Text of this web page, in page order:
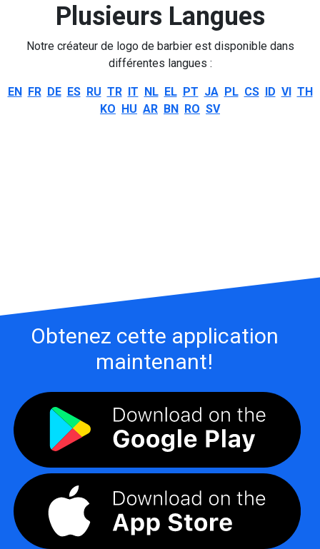
Plusieurs Langues
Notre créateur de logo de barbier est disponible dans
différentes langues :
EN FR DE ES RU TR IT NL EL PT JA PL CS ID VI TH
KO HU AR BN RO SV
Obtenez cette application
maintenant!